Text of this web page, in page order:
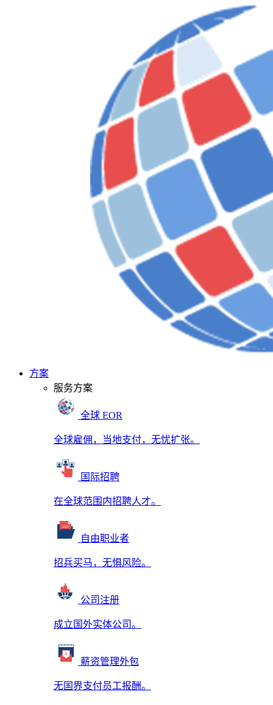
方案
服务方案
全球 EOR
全球雇佣，当地支付，无忧扩张。
国际招聘
在全球范围内招聘人才。
自由职业者
招兵买马，无惧风险。
公司注册
成立国外实体公司。
薪资管理外包
无国界支付员工报酬。